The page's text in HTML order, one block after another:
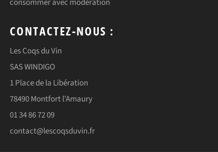
consommer avec modération
CONTACTEZ-NOUS :
Les Coqs du Vin
SAS WINDIGO
1 Place de la Libération
78490 Montfort l'Amaury
01 34 86 72 09
contact@lescoqsduvin.fr